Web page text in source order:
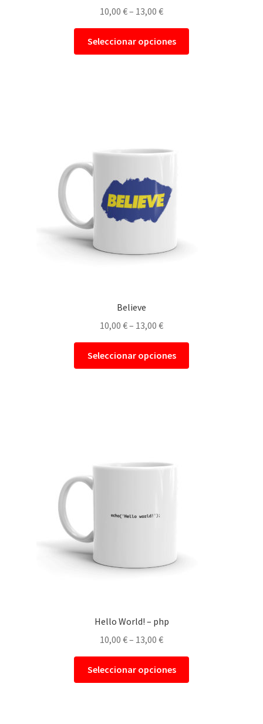
10,00 €– 13,00 €
Seleccionar opciones
Believe
10,00 €– 13,00 €
Seleccionar opciones
Hello World! – php
10,00 €– 13,00 €
Seleccionar opciones